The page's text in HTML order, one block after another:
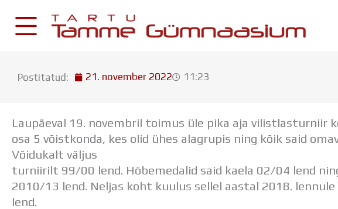
content
Postkast
Drive
Tamme TV
Tamme Leht
Postitatud: 21. november 2022 11:23
Laupäeval 19. novembril toimus üle pika aja vilistlasturniir
osa 5 võistkonda, kes olid ühes alagrupis ning kõik said
Võidukalt väljus
turniirilt 99/00 lend. Hõbemedalid said kaela 02/04 lend
2010/13 lend. Neljas koht kuulus sellel aastal 2018.
lend.